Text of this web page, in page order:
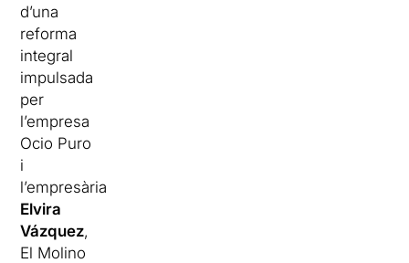
d’una
reforma
integral
impulsada
per
l’empresa
Ocio Puro
i
l’empresària
Elvira
Vázquez,
El Molino